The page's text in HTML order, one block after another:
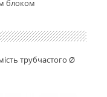
блоком
трубчастого Ø